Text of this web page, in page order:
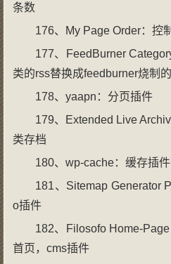
条数
176、My Page Order：控
177、FeedBurner
类的rss替换成feedburner烧制
178、yaapn：分页插件
179、Extended Live
类存档
180、wp-cache：缓存插
181、Sitemap Generator
o插件
182、Filosofo Home-
首页，cms插件